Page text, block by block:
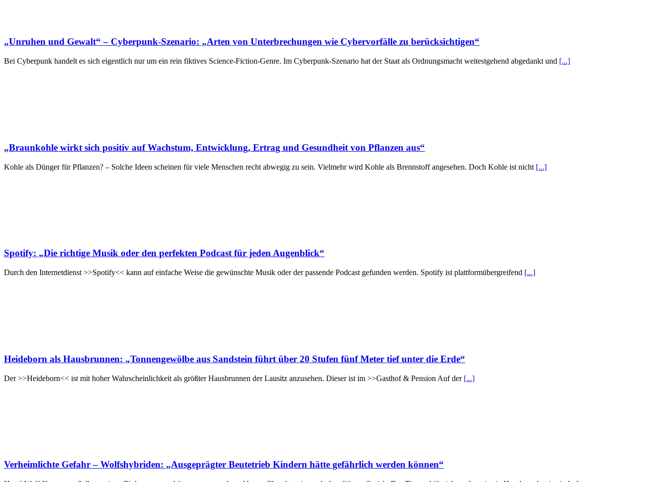
„Unruhen und Gewalt“ – Cyberpunk-Szenario: „Arten von Unterbrechungen wie Cybervorfälle zu berücksichtigen“
Bei Cyberpunk handelt es sich eigentlich nur um ein rein fiktives Science-Fiction-Genre. Im Cyberpunk-Szenario hat der Staat als Ordnungsmacht weitestgehend abgedankt und [...]
„Braunkohle wirkt sich positiv auf Wachstum, Entwicklung, Ertrag und Gesundheit von Pflanzen aus“
Kohle als Dünger für Pflanzen? – Solche Ideen scheinen für viele Menschen recht abwegig zu sein. Vielmehr wird Kohle als Brennstoff angesehen. Doch Kohle ist nicht [...]
Spotify: „Die richtige Musik oder den perfekten Podcast für jeden Augenblick“
Durch den Internetdienst >>Spotify<< kann auf einfache Weise die gewünschte Musik oder der passende Podcast gefunden werden. Spotify ist plattformübergreifend [...]
Heideborn als Hausbrunnen: „Tonnengewölbe aus Sandstein führt über 20 Stufen fünf Meter tief unter die Erde“
Der >>Heideborn<< ist mit hoher Wahrscheinlichkeit als größter Hausbrunnen der Lausitz anzusehen. Dieser ist im >>Gasthof & Pension Auf der [...]
Verheimlichte Gefahr – Wolfshybriden: „Ausgeprägter Beutetrieb Kindern hätte gefährlich werden können“